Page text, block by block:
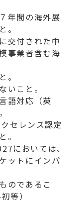
年間の海外展
。
交付された中
事業者含む海
いこと。
語対応（英
セレンス認定
。
においては、
ットにインパ
であるこ
等）